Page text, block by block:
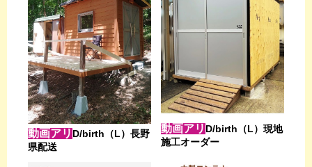
動画アリ D/birth（L）長野
県配送
動画アリ D/birth（L）現地
施工オーダー